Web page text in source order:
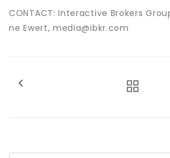
CONTACT: Interactive Brokers
ne Ewert, media@ibkr.com